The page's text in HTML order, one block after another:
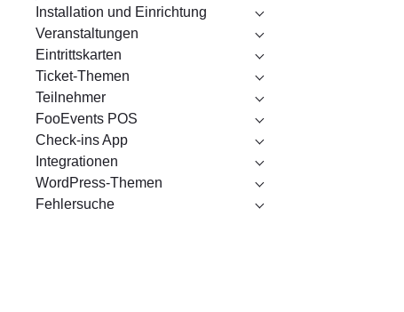
Installation und Einrichtung
Veranstaltungen
Eintrittskarten
Ticket-Themen
Teilnehmer
FooEvents POS
Check-ins App
Integrationen
WordPress-Themen
Fehlersuche